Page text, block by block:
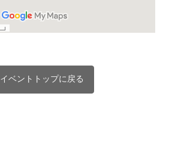
イベントトップに戻る